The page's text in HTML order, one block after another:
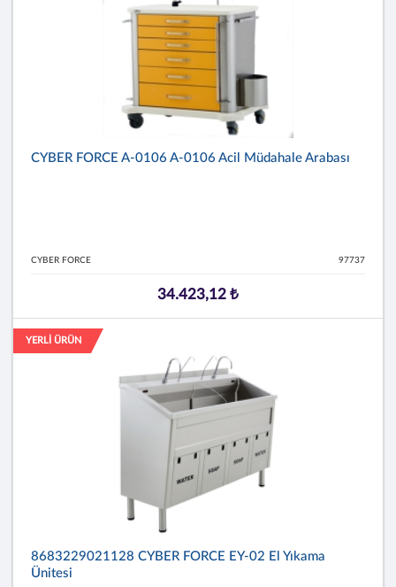
CYBER FORCE A-0106 A-0106 Acil Müdahale Arabası
CYBER FORCE 97737
34.423,12 ₺
YERLİ ÜRÜN
8683229021128 CYBER FORCE EY-02 El Yıkama
Ünitesi